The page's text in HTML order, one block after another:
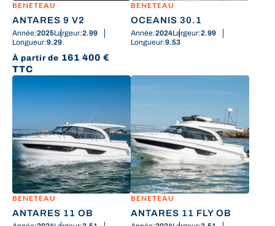
BENETEAU
ANTARES 9 V2
Année:2025Largeur:2.99
Longueur:9.29
À partir de 161 400 €
TTC
BENETEAU
OCEANIS 30.1
Année:2024Largeur:2.99
Longueur:9.53
BENETEAU
ANTARES 11 OB
BENETEAU
ANTARES 11 FLY OB